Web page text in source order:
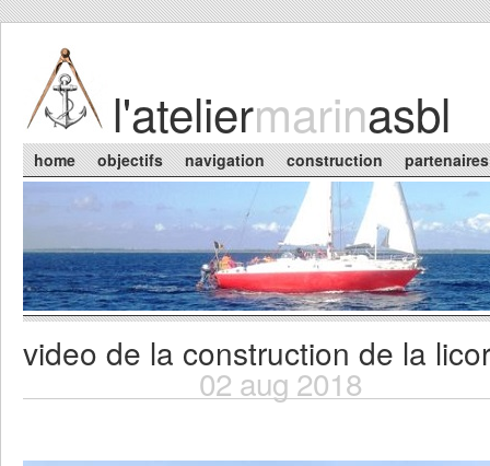
l'ateliermarinasbl
Main menu
home objectifs navigation construction partenaires
You are here
video de la construction de la
02 aug 2018